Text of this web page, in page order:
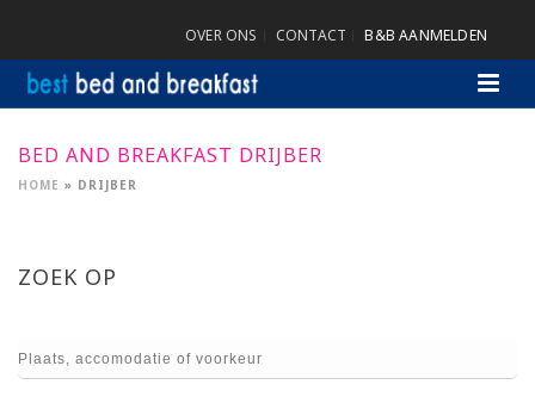
OVER ONS CONTACT B&B AANMELDEN
BED AND BREAKFAST DRIJBER
HOME » DRIJBER
ZOEK OP